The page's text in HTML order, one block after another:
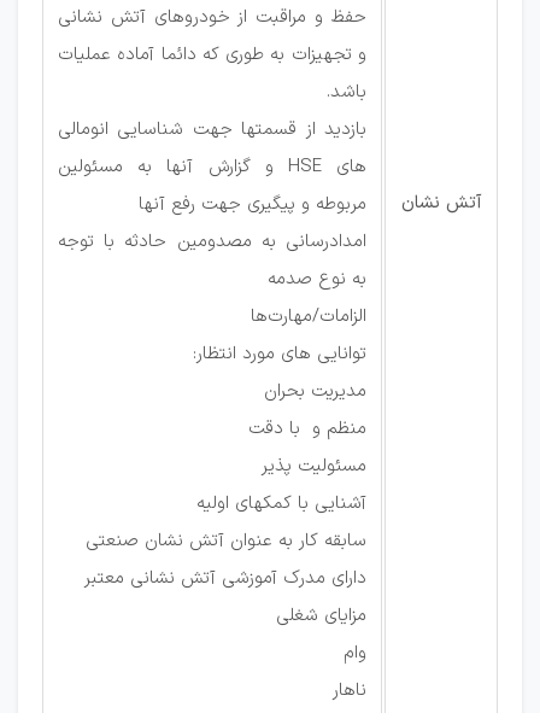
آتش نشان
حفظ و مراقبت از خودروهای آتش نشانی
و تجهیزات به طوری که دائما آماده عملیات
باشد.
بازدید از قسمتها جهت شناسایی انومالی
های HSE و گزارش آنها به مسئولین
مربوطه و پیگیری جهت رفع آنها
امدادرسانی به مصدومین حادثه با توجه
به نوع صدمه
الزامات/مهارت‌ها
توانایی های مورد انتظار:
مدیریت بحران
منظم و با دقت
مسئولیت پذیر
آشنایی با کمکهای اولیه
سابقه کار به عنوان آتش نشان صنعتی
دارای مدرک آموزشی آتش نشانی معتبر
مزایای شغلی
وام
ناهار